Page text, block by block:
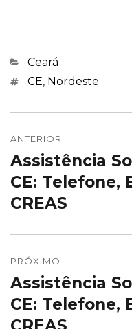
Categorias
Ceará
Marcações
CE, Nordeste
de
Post
ANTERIOR
Post
anterior:
Assistência
CE: Telefone,
CREAS
PRÓXIMO
Próximo
post:
Assistência
CE: Telefone,